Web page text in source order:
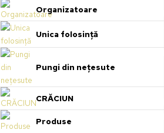
Organizatoare
Unica folosință
Pungi din nețesute
CRĂCIUN
Produse